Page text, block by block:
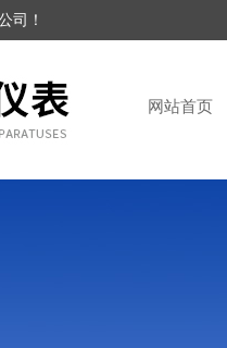
司！
网站首页